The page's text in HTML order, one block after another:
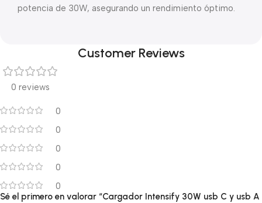
potencia de 30W, asegurando un rendimiento óptimo.
Customer Reviews
0 reviews
0
0
0
0
0
Sé el primero en valorar “Cargador Intensify 30W usb C y usb A